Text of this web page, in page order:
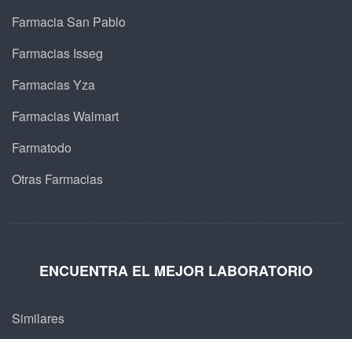
Farmacia San Pablo
Farmacias Isseg
Farmacias Yza
Farmacias Walmart
Farmatodo
Otras Farmacias
ENCUENTRA EL MEJOR LABORATORIO
Similares